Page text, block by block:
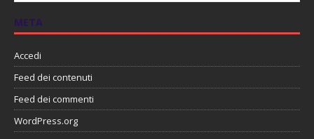
META
Accedi
Feed dei contenuti
Feed dei commenti
WordPress.org